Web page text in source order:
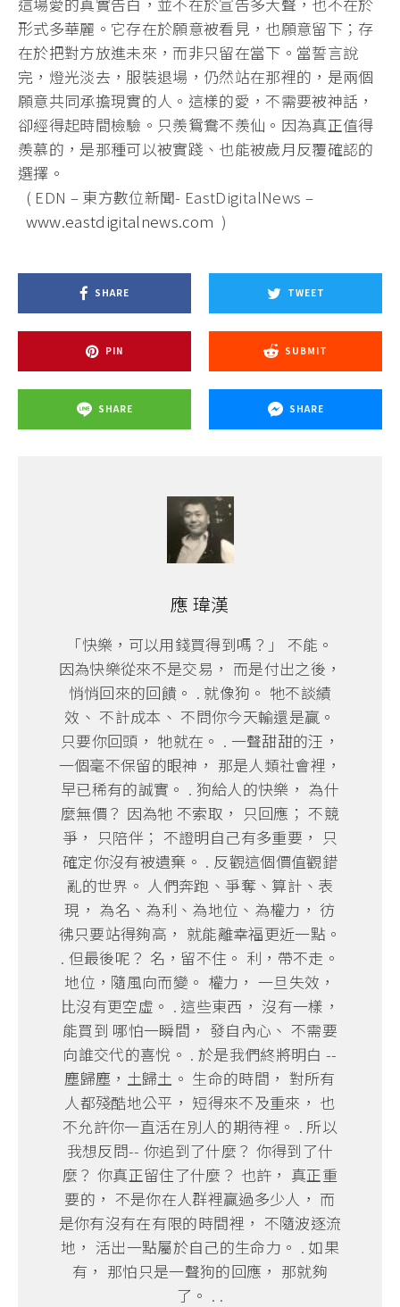
形式多華麗。 它存在於願意被看見，也願意留下；存
在於把對方放進未來， 而非只留在當下。當誓言說
完，燈光淡去，服裝退場， 仍然站在那裡的，是兩個
願意共同承擔現實的人。這樣的愛， 不需要被神話，
卻經得起時間檢驗。只羨鴛鴦不羨仙。 因為真正值得
羨慕的，是那種可以被實踐、 也能被歲月反覆確認的
選擇。
( EDN – 東方數位新聞- EastDigitalNews –
www.eastdigitalnews.com )
SHARE TWEET
PIN SUBMIT
SHARE SHARE
應 瑋漢
「快樂，可以用錢買得到嗎？」 不能。
因為快樂從來不是交易， 而是付出之後，
悄悄回來的回饋。 . 就像狗。 牠不談績
效、 不計成本、 不問你今天輸還是贏。
只要你回頭， 牠就在。 . 一聲甜甜的汪，
一個毫不保留的眼神， 那是人類社會裡，
早已稀有的誠實。 . 狗給人的快樂， 為什
麼無價？ 因為牠 不索取， 只回應； 不競
爭， 只陪伴； 不證明自己有多重要， 只
確定你沒有被遺棄。 . 反觀這個價值觀錯
亂的世界。 人們奔跑、爭奪、算計、表
現， 為名、為利、為地位、為權力， 彷
彿只要站得夠高， 就能離幸福更近一點。
. 但最後呢？ 名，留不住。 利，帶不走。
地位，隨風向而變。 權力， 一旦失效，
比沒有更空虛。 . 這些東西， 沒有一樣，
能買到 哪怕一瞬間， 發自內心、 不需要
向誰交代的喜悅。 . 於是我們終將明白 --
塵歸塵，土歸土。 生命的時間， 對所有
人都殘酷地公平， 短得來不及重來， 也
不允許你一直活在別人的期待裡。 . 所以
我想反問-- 你追到了什麼？ 你得到了什
麼？ 你真正留住了什麼？ 也許， 真正重
要的， 不是你在人群裡贏過多少人， 而
是你有沒有在有限的時間裡， 不隨波逐流
地， 活出一點屬於自己的生命力。 . 如果
有， 那怕只是一聲狗的回應， 那就夠
了。 . .